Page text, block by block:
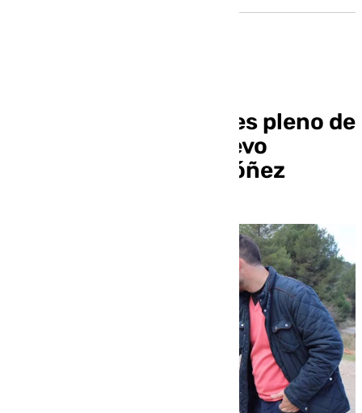
Loja celebra este lunes pleno de
investidura de su nuevo
alcalde, Joaquín Ordóñez